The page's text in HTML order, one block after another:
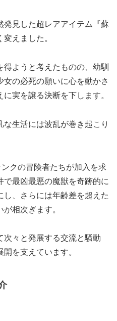
発見した超レアアイテム『蘇
えました。
ようと考えたものの、幼馴
の必死の願いに心を動かさ
実を譲る決断を下します。
生活には波乱が巻き起こり
クの冒険者たちが加入を求
最凶最悪の魔獣を奇跡的に
、さらには年齢差を超えた
相次ぎます。
次々と発展する交流と騒動
を支えています。